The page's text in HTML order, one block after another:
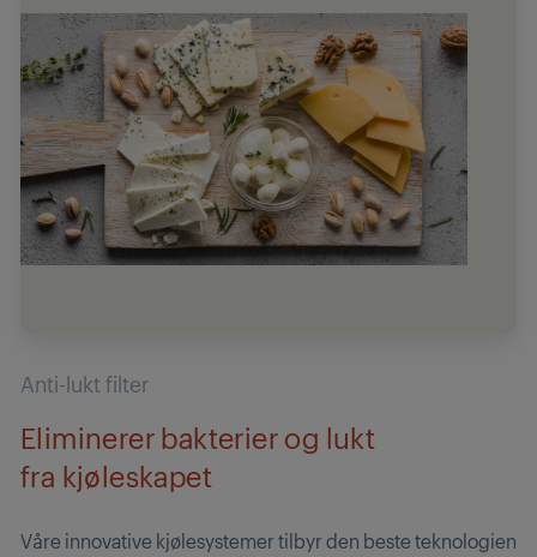
Anti-lukt filter
Eliminerer bakterier og lukt
fra kjøleskapet
Våre innovative kjølesystemer tilbyr den beste teknologien